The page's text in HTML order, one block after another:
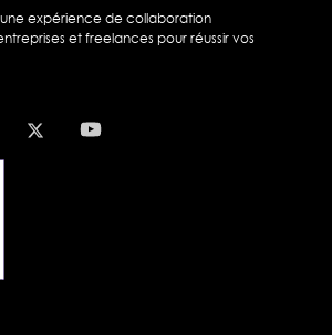
une expérience de collaboration
et freelances pour réussir vos